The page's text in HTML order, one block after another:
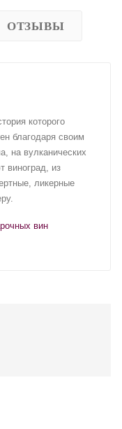
ОТЗЫВЫ
которого
благодаря своим
на вулканических
виноград, из
ликерные
вин